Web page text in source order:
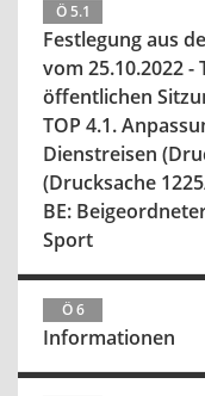
Ö 5.1
Festlegung aus
vom 25.10.2022 -
öffentlichen
TOP 4.1.
Dienstreisen
(Drucksache
BE:
Sport
Ö 6
Informationen